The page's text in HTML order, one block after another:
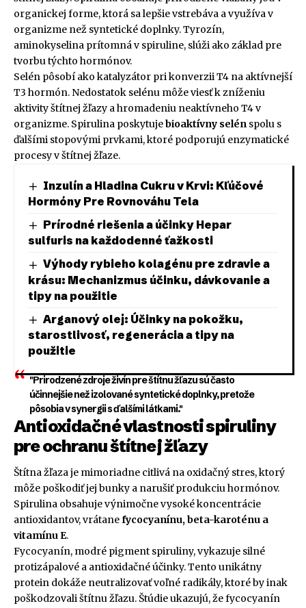
organickej forme, ktorá sa lepšie vstrebáva a využíva v
organizme než syntetické doplnky. Tyrozín,
aminokyselina prítomná v spiruline, slúži ako základ pre
tvorbu týchto hormónov.
Selén pôsobí ako katalyzátor pri konverzii T4 na aktívnejší
T3 hormón. Nedostatok selénu môže viesť k zníženiu
aktivity štítnej žľazy a hromadeniu neaktívneho T4 v
organizme. Spirulina poskytujebioaktívny selén spolu s
ďalšími stopovými prvkami, ktoré podporujú enzymatické
procesy v štítnej žľaze.
Inzulín a Hladina Cukru v Krvi: Kľúčové
Hormóny Pre Rovnováhu Tela
Prírodné riešenia a účinky Hepar
sulfuris na každodenné ťažkosti
Výhody rybieho kolagénu pre zdravie a
krásu: Mechanizmus účinku, dávkovanie a
tipy na použitie
Arganový olej: Účinky na pokožku,
starostlivosť, regenerácia a tipy na
použitie
"Prirodzené zdroje živín pre štítnu žľazu sú často
účinnejšie než izolované syntetické doplnky, pretože
pôsobia v synergii s ďalšími látkami."
Antioxidačné vlastnosti spiruliny
pre ochranu štítnej žľazy
Štítna žľaza je mimoriadne citlivá na oxidačný stres, ktorý
môže poškodiť jej bunky a narušiť produkciu hormónov.
Spirulina obsahuje výnimočne vysoké koncentrácie
antioxidantov, vrátanefycocyanínu, beta-karoténu a
vitamínu E.
Fycocyanín, modré pigment spiruliny, vykazuje silné
protizápalové a antioxidačné účinky. Tento unikátny
protein dokáže neutralizovať voľné radikály, ktoré by inak
poškodzovali štítnu žľazu. Štúdie ukazujú, že fycocyanín